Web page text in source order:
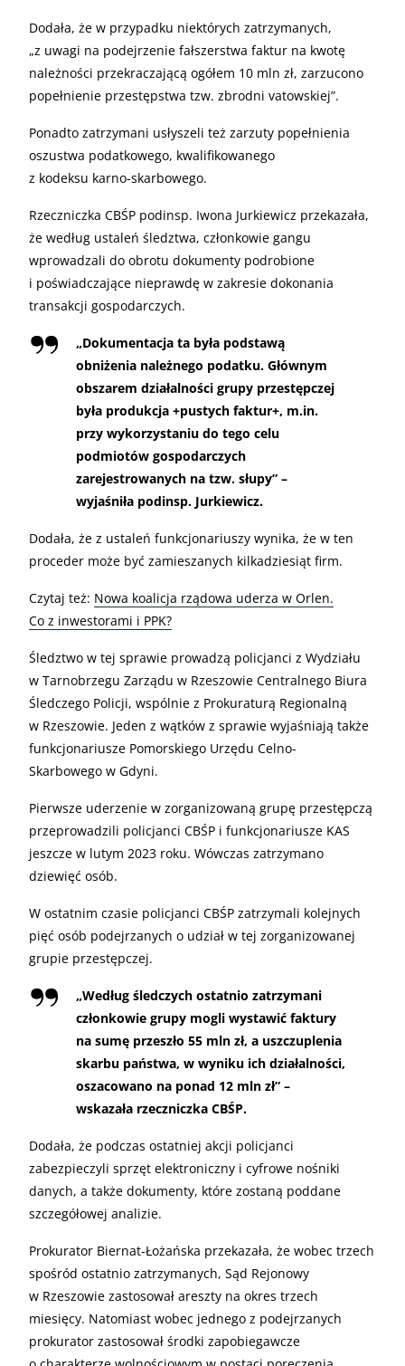
Dodała, że w przypadku niektórych zatrzymanych,
„z uwagi na podejrzenie fałszerstwa faktur na kwotę
należności przekraczającą ogółem 10 mln zł, zarzucono
popełnienie przestępstwa tzw. zbrodni vatowskiej”.
Ponadto zatrzymani usłyszeli też zarzuty popełnienia
oszustwa podatkowego, kwalifikowanego
z kodeksu karno-skarbowego.
Rzeczniczka CBŚP podinsp. Iwona Jurkiewicz przekazała,
że według ustaleń śledztwa, członkowie gangu
wprowadzali do obrotu dokumenty podrobione
i poświadczające nieprawdę w zakresie dokonania
transakcji gospodarczych.
„Dokumentacja ta była podstawą
obniżenia należnego podatku. Głównym
obszarem działalności grupy przestępczej
była produkcja +pustych faktur+, m.in.
przy wykorzystaniu do tego celu
podmiotów gospodarczych
zarejestrowanych na tzw. słupy” –
wyjaśniła podinsp. Jurkiewicz.
Dodała, że z ustaleń funkcjonariuszy wynika, że w ten
proceder może być zamieszanych kilkadziesiąt firm.
Czytaj też: Nowa koalicja rządowa uderza w Orlen.
Co z inwestorami i PPK?
Śledztwo w tej sprawie prowadzą policjanci z Wydziału
w Tarnobrzegu Zarządu w Rzeszowie Centralnego Biura
Śledczego Policji, wspólnie z Prokuraturą Regionalną
w Rzeszowie. Jeden z wątków z sprawie wyjaśniają także
funkcjonariusze Pomorskiego Urzędu Celno-
Skarbowego w Gdyni.
Pierwsze uderzenie w zorganizowaną grupę przestępczą
przeprowadzili policjanci CBŚP i funkcjonariusze KAS
jeszcze w lutym 2023 roku. Wówczas zatrzymano
dziewięć osób.
W ostatnim czasie policjanci CBŚP zatrzymali kolejnych
pięć osób podejrzanych o udział w tej zorganizowanej
grupie przestępczej.
„Według śledczych ostatnio zatrzymani
członkowie grupy mogli wystawić faktury
na sumę przeszło 55 mln zł, a uszczuplenia
skarbu państwa, w wyniku ich działalności,
oszacowano na ponad 12 mln zł” –
wskazała rzeczniczka CBŚP.
Dodała, że podczas ostatniej akcji policjanci
zabezpieczyli sprzęt elektroniczny i cyfrowe nośniki
danych, a także dokumenty, które zostaną poddane
szczegółowej analizie.
Prokurator Biernat-Łożańska przekazała, że wobec trzech
spośród ostatnio zatrzymanych, Sąd Rejonowy
w Rzeszowie zastosował areszty na okres trzech
miesięcy. Natomiast wobec jednego z podejrzanych
prokurator zastosował środki zapobiegawcze